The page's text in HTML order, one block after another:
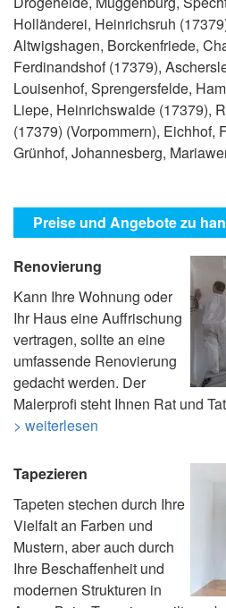
Holländerei, Heinrichsruh
Altwigshagen, Borckenfriede,
Ferdinandshof (17379),
Louisenhof, Sprengersfelde,
Liepe, Heinrichswalde (17379),
(17379) (Vorpommern), Eichhof,
Grünhof, Johannesberg,
Preise und Angebote zu
Renovierung
Kann Ihre Wohnung oder
Ihr Haus eine Auffrischung
vertragen, sollte an eine
umfassende Renovierung
gedacht werden. Der
Malerprofi steht Ihnen Rat und
> weiterlesen
Tapezieren
Tapeten stechen durch Ihre
Vielfalt an Farben und
Mustern, aber auch durch
Ihre Beschaffenheit und
modernen Strukturen in